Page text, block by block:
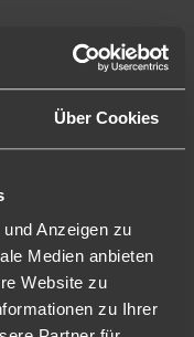
Über Cookies
Anzeigen zu
Medien anbieten
Website zu
zu Ihrer
privates Home-
von USB-Sticks
verboten und
werden.